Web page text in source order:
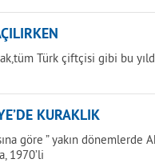
Türk çiftçisi gibi bu
KURAKLIK
göre ” yakın dönemlerde
1970’li